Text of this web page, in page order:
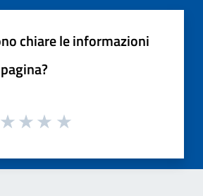
chiare le informazioni